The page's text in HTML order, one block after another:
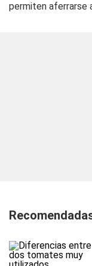
permiten aferrarse